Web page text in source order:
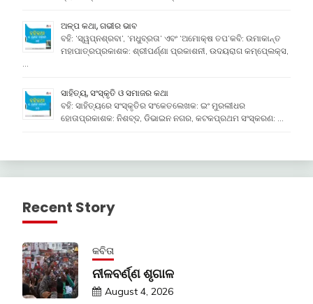
ଅଳ୍ପ କଥା, ଗଭୀର ଭାବ
ବହି: ‘ସ୍ୱପ୍ନଶ୍ରବା’, ‘ମଧୁବ୍ରତା’ ଏବଂ ‘ଅମୋକ୍ଷ ତପ’କବି: ଉମାକାନ୍ତ
ମହାପାତ୍ରପ୍ରକାଶକ: ଶ୍ରୀପର୍ଣ୍ଣା ପ୍ରକାଶନୀ, ଉଦୟରାଗ କମ୍ପେ୍ଲକ୍ସ,
…
ସାହିତ୍ୟ, ସଂସ୍କୃତି ଓ ସମାଜର କଥା
ବହି: ସାହିତ୍ୟରେ ସଂସ୍କୃତିର ସଂକେତଲେଖକ: ଇଂ ମୁରଲୀଧର
ହୋତାପ୍ରକାଶକ: ନିଶବ୍ଦ, ଡିଭାଇନ ନଗର, କଟକପ୍ରଥମ ସଂସ୍କରଣ: …
Recent Story
କବିତା
ନୀଳବର୍ଣ୍ଣ ଶୃଗାଳ
August 4, 2026